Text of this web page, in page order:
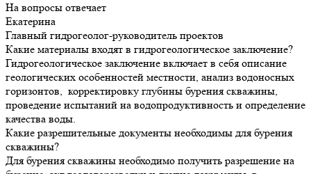
На вопросы отвечает
Екатерина
Главный гидрогеолог-руководитель проектов
Какие материалы входят в гидрогеологическое заключение?
Гидрогеологическое заключение включает в себя описание
геологических особенностей местности, анализ водоносных
горизонтов, корректировку глубины бурения скважины,
проведение испытаний на водопродуктивность и определение
качества воды.
Какие разрешительные документы необходимы для бурения
скважины?
Для бурения скважины необходимо получить разрешение на